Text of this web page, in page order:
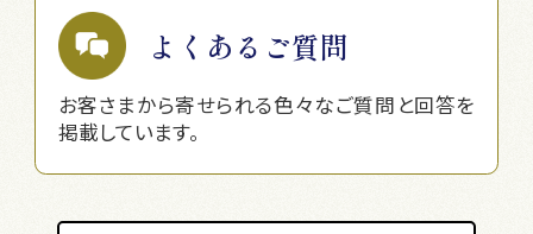
よくあるご質問
お客さまから寄せられる色々なご質問と回答を
掲載しています。